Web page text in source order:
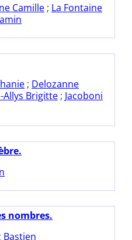
Camille ; La Fontaine
; Delozanne
Allys Brigitte ; Jacoboni
nombres.
Bastien